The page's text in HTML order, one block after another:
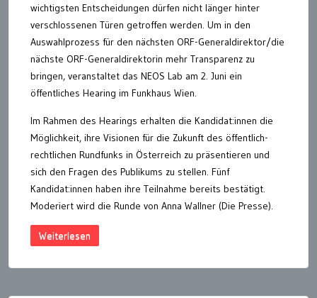
wichtigsten Entscheidungen dürfen nicht länger hinter
verschlossenen Türen getroffen werden. Um in den
Auswahlprozess für den nächsten ORF-Generaldirektor/die
nächste ORF-Generaldirektorin mehr Transparenz zu
bringen, veranstaltet das NEOS Lab am 2. Juni ein
öffentliches Hearing im Funkhaus Wien.
Im Rahmen des Hearings erhalten die Kandidat:innen die
Möglichkeit, ihre Visionen für die Zukunft des öffentlich-
rechtlichen Rundfunks in Österreich zu präsentieren und
sich den Fragen des Publikums zu stellen. Fünf
Kandidat:innen haben ihre Teilnahme bereits bestätigt.
Moderiert wird die Runde von Anna Wallner (Die Presse).
Weiterlesen